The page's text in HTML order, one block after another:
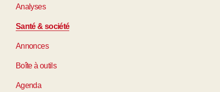
Analyses
Santé & société
Annonces
Boîte à outils
Agenda